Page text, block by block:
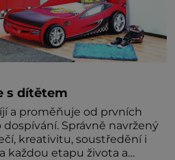
s dítětem
a proměňuje od prvních
Správně navržený
kreativitu, soustředění i
každou etapu života a